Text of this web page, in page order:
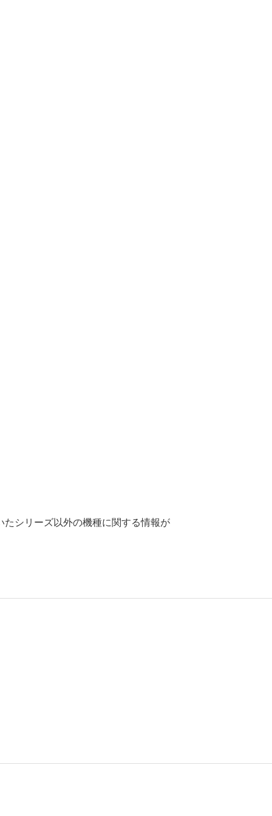
シリーズ以外の機種に関する情報が